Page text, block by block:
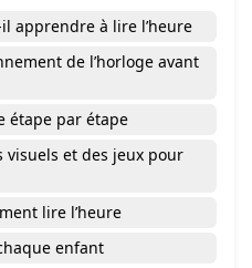
apprendre à lire l’heure
de l’horloge avant
étape par étape
visuels et des jeux pour
lire l’heure
enfant